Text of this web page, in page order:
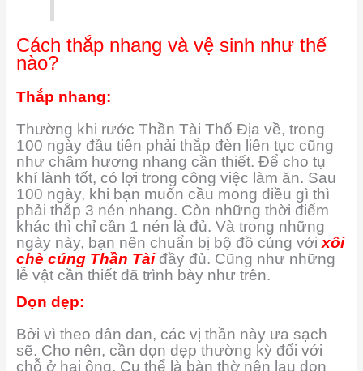
Cách thắp nhang và vệ sinh như thế
nào?
Thắp nhang:
Thường khi rước Thần Tài Thổ Địa về, trong
100 ngày đầu tiên phải thắp đèn liên tục cũng
như châm hương nhang cần thiết. Để cho tụ
khí lành tốt, có lợi trong công việc làm ăn. Sau
100 ngày, khi bạn muốn cầu mong điều gì thì
phải thắp 3 nén nhang. Còn những thời điểm
khác thì chỉ cần 1 nén là đủ. Và trong những
ngày này, bạn nên chuẩn bị bộ đồ cúng với xôi
chè cúng Thần Tàiđầy đủ. Cũng như những
lễ vật cần thiết đã trình bày như trên.
Dọn dẹp:
Bởi vì theo dân dan, các vị thần này ưa sạch
sẽ. Cho nên, cần dọn dẹp thường kỳ đối với
chỗ ở hai ông. Cụ thể là bàn thờ nên lau dọn